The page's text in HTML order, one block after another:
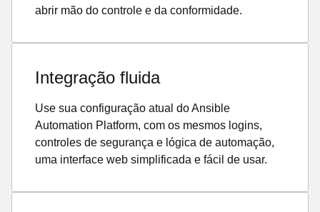
abrir mão do controle e da conformidade.
Integração fluida
Use sua configuração atual do Ansible
Automation Platform, com os mesmos logins,
controles de segurança e lógica de automação,
uma interface web simplificada e fácil de usar.